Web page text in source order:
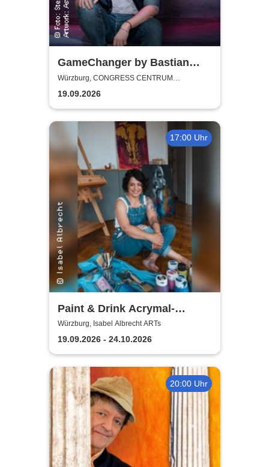
GameChanger by Bastian
Bielendorfer
Würzburg, CONGRESS CENTRUM
WÜRZBURG
19.09.2026
17:00 Uhr
Paint & Drink Acrymal-
Workshop | Isabel Albrecht
ARTs
Würzburg, Isabel Albrecht ARTs
19.09.2026 - 24.10.2026
20:00 Uhr